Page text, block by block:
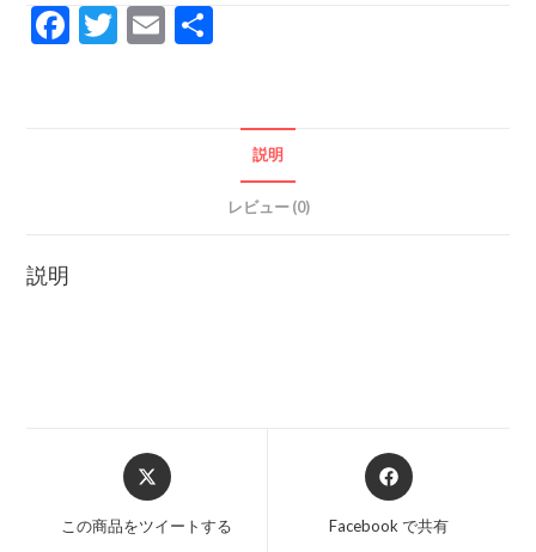
F
T
E
説明
レビュー (0)
説明
Opens
in
a
new
この商品をツイートする
Opens
in
a
Facebook で共有